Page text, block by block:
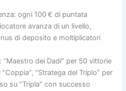
ogni 100 € di puntata
avanza di un livello,
di deposito e moltiplicatori
“Maestro dei Dadi” per 50 vittorie
“Stratega del Triplo” per
su “Tripla” con successo